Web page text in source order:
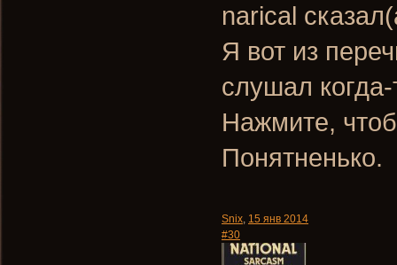
narical
Я вот из
слушал
Нажмите,
Понятненько.
Snix, 15 янв 2014
#30